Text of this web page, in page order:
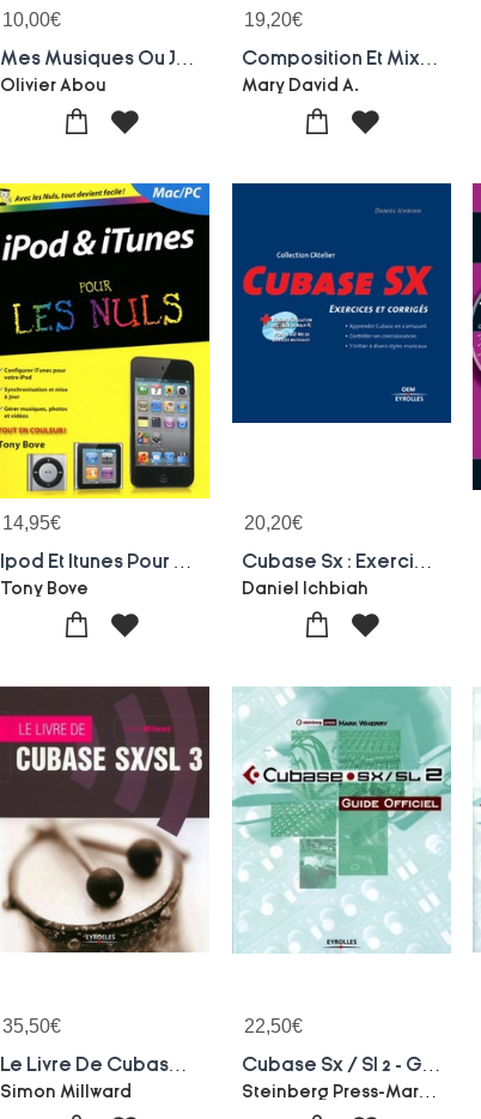
10,00€
Olivier Abou
19,20€
Composition Et Mixage Avec Garageband'09 ; Manuel De Survie Pour Compositeur En Herbe
Mary David A.
14,95€
Tony Bove
20,20€
Daniel Ichbiah
35,50€
Simon Millward
22,50€
Steinberg Press-Mark Wherry